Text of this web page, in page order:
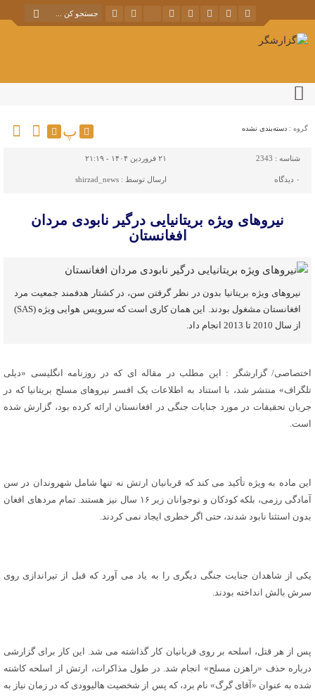
گروه : دسته‌بندی نشده پ
شناسه : 2343 ۲۱ فروردین ۱۴۰۴ - ۲۱:۱۹
۰ دیدگاه ارسال توسط :shirzad_news
نیروهای ویژه بریتانیایی درگیر نابودی مردان
افغانستان
نیروهای ویژه بریتانیا بدون در نظر گرفتن سن، در کشتار هدفمند جمعیت مرد
افغانستان مشغول بودند. این همان کاری است که سرویس هوایی ویژه (SAS)
از سال 2010 تا 2013 انجام داد.
اختصاصی/ گزارشگر : این مطلب در مقاله ای که در روزنامه انگلیسی «دیلی
تلگراف» منتشر شد، با استناد به اطلاعات یک افسر نیروهای مسلح بریتانیا که در
جریان تحقیقات در مورد جنایات جنگی در افغانستان ارائه کرده بود، گزارش شده
است.
این ماده به ویژه تأکید می کند که قربانیان ارتش نه تنها شامل شهروندان در سن
آمادگی رزمی، بلکه کودکان و نوجوانان زیر ۱۶ سال نیز هستند. تمام مردهای افغان
بدون استثنا نابود شدند، حتی اگر خطری ایجاد نمی کردند.
یکی از شاهدان جنایت جنگی دیگری را به یاد می آورد که قبل از تیراندازی روی
سرش بالش انداخته بودند.
پس از هر قتل، اسلحه بر روی قربانیان کار گذاشته می شد. این کار برای گزارشی
درباره حذف «راهزن مسلح» انجام شد. در طول مذاکرات، ارتش از اسلحه کاشته
شده به عنوان «آقای گرگ» نام برد، که پس از شخصیت هالیوودی که در زمان نیاز به